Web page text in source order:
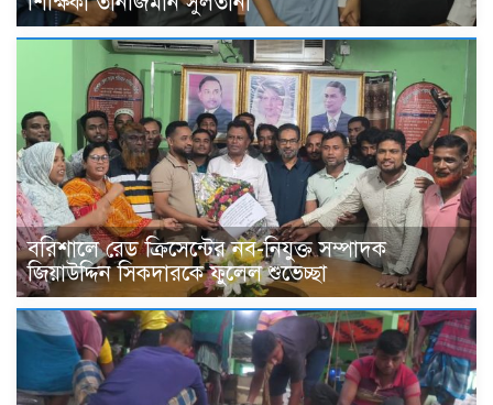
বরিশালে রেড ক্রিসেন্টের নব-নিযুক্ত সম্পাদক
জিয়াউদ্দিন সিকদারকে ফুলেল শুভেচ্ছা